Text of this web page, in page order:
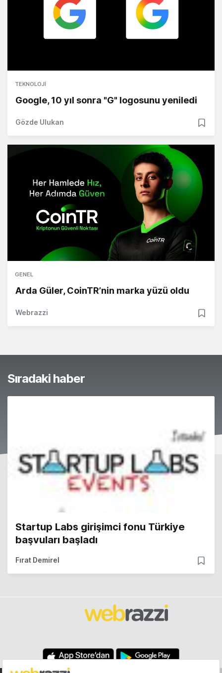
TEKNOLOJI
Google, 10 yıl sonra "G" logosunu yeniledi
Gözde Ulukan
GENEL
Arda Güler, CoinTR’nin marka yüzü oldu
Webrazzi
Sıradaki haber
Startup Labs girişimci fonu Türkiye
başvuları başladı
Fırat Demirel